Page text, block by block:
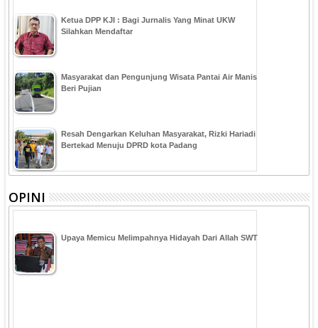
Ketua DPP KJI : Bagi Jurnalis Yang Minat UKW
Silahkan Mendaftar
Masyarakat dan Pengunjung Wisata Pantai Air Manis
Beri Pujian
Resah Dengarkan Keluhan Masyarakat, Rizki Hariadi
Bertekad Menuju DPRD kota Padang
OPINI
Upaya Memicu Melimpahnya Hidayah Dari Allah SWT